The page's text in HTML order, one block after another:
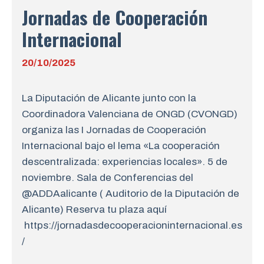
Jornadas de Cooperación
Internacional
20/10/2025
La Diputación de Alicante junto con la
Coordinadora Valenciana de ONGD (CVONGD)
organiza las I Jornadas de Cooperación
Internacional bajo el lema «La cooperación
descentralizada: experiencias locales». 5 de
noviembre. Sala de Conferencias del
@ADDAalicante ( Auditorio de la Diputación de
Alicante) Reserva tu plaza aquí
https://jornadasdecooperacioninternacional.es
/